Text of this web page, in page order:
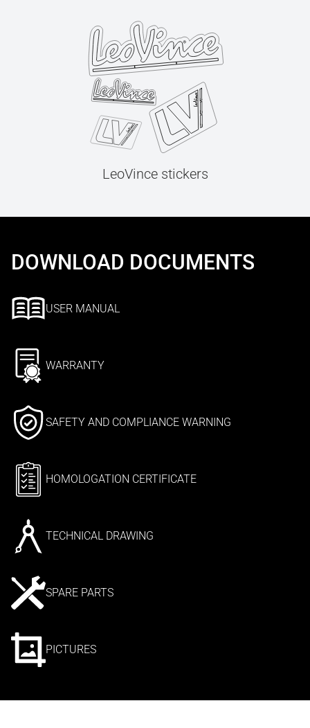
LeoVince stickers
DOWNLOAD DOCUMENTS
USER MANUAL
WARRANTY
SAFETY AND COMPLIANCE WARNING
HOMOLOGATION CERTIFICATE
TECHNICAL DRAWING
SPARE PARTS
PICTURES